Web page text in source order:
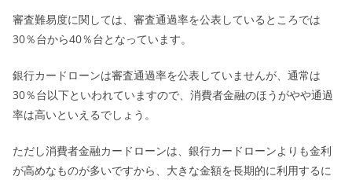
審査難易度に関しては、審査通過率を公表しているところでは
30％台から40％台となっています。
銀行カードローンは審査通過率を公表していませんが、通常は
30％台以下といわれていますので、消費者金融のほうがやや通過
率は高いといえるでしょう。
ただし消費者金融カードローンは、銀行カードローンよりも金利
が高めなものが多いですから、大きな金額を長期的に利用するに